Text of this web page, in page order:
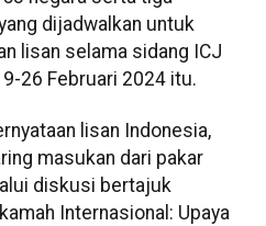
dijadwalkan untuk
lisan selama sidang ICJ
26 Februari 2024 itu.
lisan Indonesia,
masukan dari pakar
diskusi bertajuk
Internasional: Upaya